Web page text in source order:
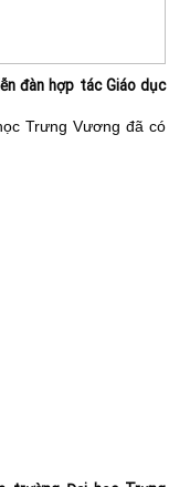
đàn hợp tác Giáo dục
Trưng Vương đã có